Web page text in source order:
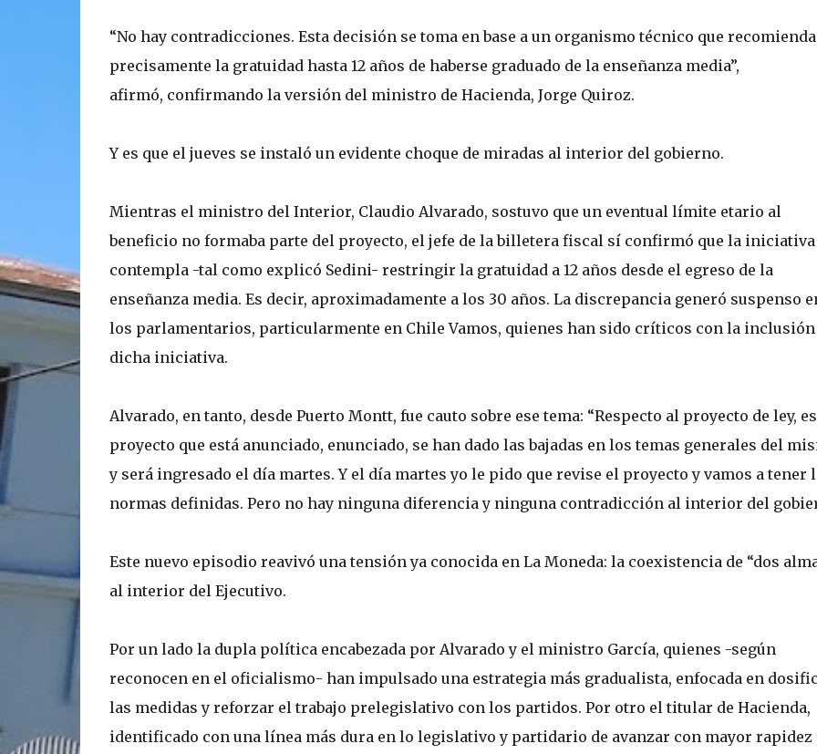
“No hay contradicciones. Esta decisión se toma en base a un organismo técnico que recomienda
precisamente la gratuidad hasta 12 años de haberse graduado de la enseñanza media”,
afirmó, confirmando la versión del ministro de Hacienda, Jorge Quiroz.
Y es que el jueves se instaló un evidente choque de miradas al interior del gobierno.
Mientras el ministro del Interior, Claudio Alvarado, sostuvo que un eventual límite etario al
beneficio no formaba parte del proyecto, el jefe de la billetera fiscal sí confirmó que la iniciativa
contempla -tal como explicó Sedini- restringir la gratuidad a 12 años desde el egreso de la
enseñanza media. Es decir, aproximadamente a los 30 años. La discrepancia generó suspenso
los parlamentarios, particularmente en Chile Vamos, quienes han sido críticos con la inclusión
dicha iniciativa.
Alvarado, en tanto, desde Puerto Montt, fue cauto sobre ese tema: “Respecto al proyecto de ley,
proyecto que está anunciado, enunciado, se han dado las bajadas en los temas generales del
y será ingresado el día martes. Y el día martes yo le pido que revise el proyecto y vamos a tener
normas definidas. Pero no hay ninguna diferencia y ninguna contradicción al interior del
Este nuevo episodio reavivó una tensión ya conocida en La Moneda: la coexistencia de “dos
al interior del Ejecutivo.
Por un lado la dupla política encabezada por Alvarado y el ministro García, quienes -según
reconocen en el oficialismo- han impulsado una estrategia más gradualista, enfocada en
las medidas y reforzar el trabajo prelegislativo con los partidos. Por otro el titular de Hacienda,
identificado con una línea más dura en lo legislativo y partidario de avanzar con mayor rapidez